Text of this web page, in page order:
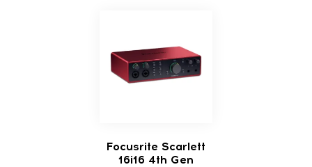
Focusrite Scarlett
16i16 4th Gen